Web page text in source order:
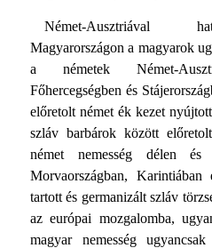
Német-Ausztriával
Magyarországon a magyarok
a németek Német-
Főhercegségben és
előretolt német ék kezet
szláv barbárok között
német nemesség délen és
Morvaországban,
tartott és germanizált szláv
az európai mozgalomba,
magyar nemesség